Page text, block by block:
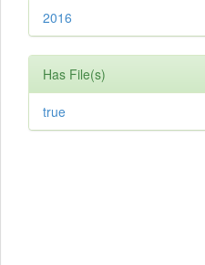
2016
Has File(s)
true